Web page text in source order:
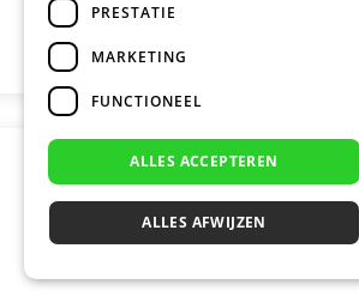
PRESTATIE
MARKETING
FUNCTIONEEL
ALLES ACCEPTEREN
ALLES AFWIJZEN